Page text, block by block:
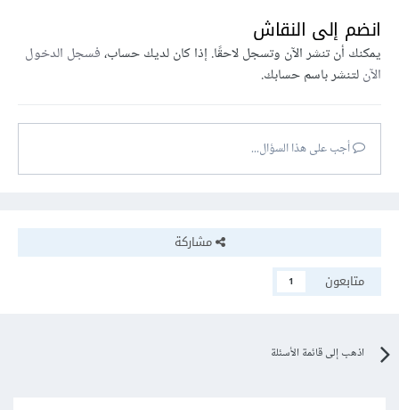
انضم إلى النقاش
يمكنك أن تنشر الآن وتسجل لاحقًا. إذا كان لديك حساب،فسجل الدخول
الآنلتنشر باسم حسابك.
أجب على هذا السؤال...
مشاركة
متابعون
1
اذهب إلى قائمة الأسئلة